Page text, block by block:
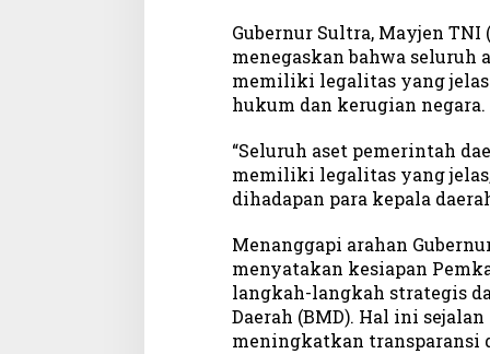
i
K
n
s
l
J
a
P
e
r
Gubernur Sultra, Mayjen
menegaskan bahwa seluruh
memiliki legalitas yang
hukum dan kerugian negara.
“Seluruh aset pemerintah
memiliki legalitas yang
dihadapan para kepala
Menanggapi arahan
menyatakan kesiapan
langkah-langkah strategis
Daerah (BMD). Hal ini
meningkatkan transparansi